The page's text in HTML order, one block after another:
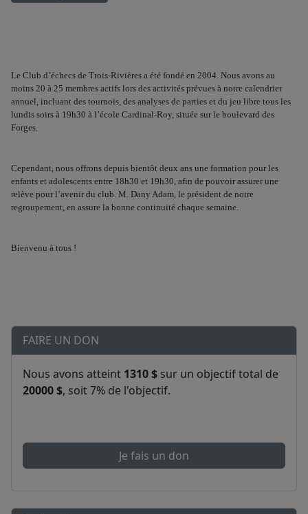
Le Club d’échecs de Trois-Rivières a été fondé en 2004. Nous avons au
moins 20 à 25 membres actifs lors des activités prévues à notre calendrier
annuel, incluant des tournois, des analyses de parties et du jeu libre tous les
lundis soirs à 19h30 à l’école Cardinal-Roy, située sur le boulevard des
Forges.
Cependant, nous offrons depuis bientôt deux ans une formation pour les
enfants et adolescents entre 18h30 et 19h30, afin de pouvoir assurer une
relève pour l’avenir du club. M. Dany Adam, le président de notre
regroupement, en assure la bonne continuité chaque semaine.
Bienvenu à tous !
FAIRE UN DON
Nous avons atteint 1310 $ sur un objectif total de
20000 $, soit 7% de l'objectif.
Je fais un don